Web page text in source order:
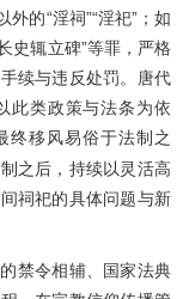
的“淫祠”“淫祀”；如
史辄立碑”等罪，严格
续与违反处罚。唐代
此类政策与法条为依
终移风易俗于法制之
之后，持续以灵活高
祠祀的具体问题与新
禁令相辅、国家法典